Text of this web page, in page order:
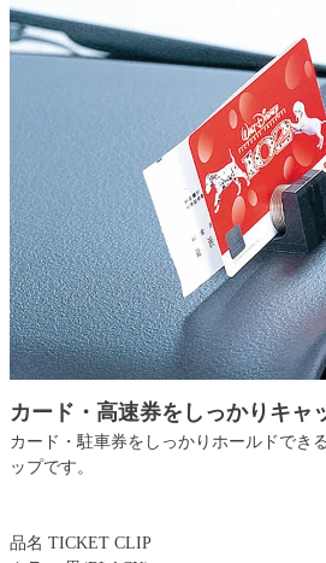
カード・高速券をしっかりキャ
カード・駐車券をしっかりホールドでき
ップです。
品名 TICKET CLIP